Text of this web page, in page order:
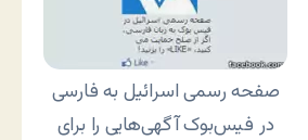
صفحه رسمی اسرائیل به فارسی
در فیس‌بوک آگهی‌هایی را برای